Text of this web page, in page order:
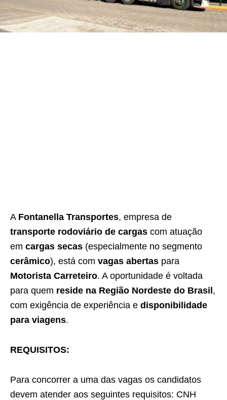
A Fontanella Transportes, empresa de
transporte rodoviário de cargas com atuação
em cargas secas (especialmente no segmento
cerâmico), está com vagas abertas para
Motorista Carreteiro. A oportunidade é voltada
para quem reside na Região Nordeste do Brasil,
com exigência de experiência e disponibilidade
para viagens.
REQUISITOS:
Para concorrer a uma das vagas os candidatos
devem atender aos seguintes requisitos: CNH